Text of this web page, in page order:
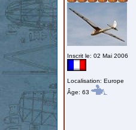
Inscrit le: 02 Mai 2006
Localisation: Europe
Âge: 63